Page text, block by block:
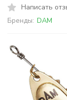
Написать
Бренды: DAM